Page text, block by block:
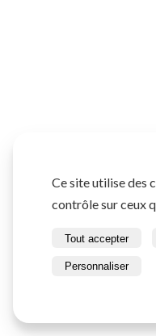
Ce site utilise des
contrôle sur ceux
Tout accepter
Personnaliser